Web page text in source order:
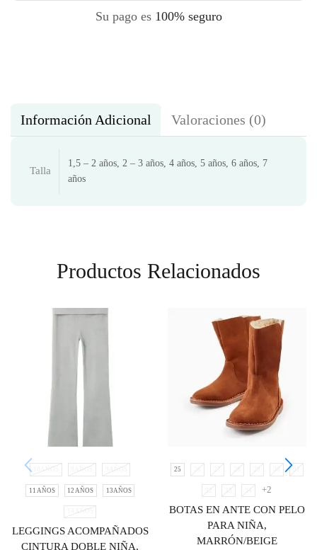
Su pago es 100% seguro
Información Adicional Valoraciones (0)
Talla
1,5 – 2 años, 2 – 3 años, 4 años, 5 años, 6 años, 7
años
Productos Relacionados
10AÑOS 8AÑOS 9AÑOS
11 AÑOS 12 AÑOS 13AÑOS
14 AÑOS
LEGGINGS ACOMPAÑADOS
CINTURA DOBLE NIÑA,
25 26 27 28 29
32 33 34 +2
BOTAS EN ANTE CON PELO
PARA NIÑA,
MARRÓN/BEIGE